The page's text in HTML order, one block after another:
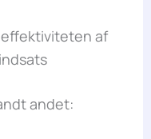
af
andet: